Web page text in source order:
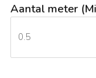
Aantal meter